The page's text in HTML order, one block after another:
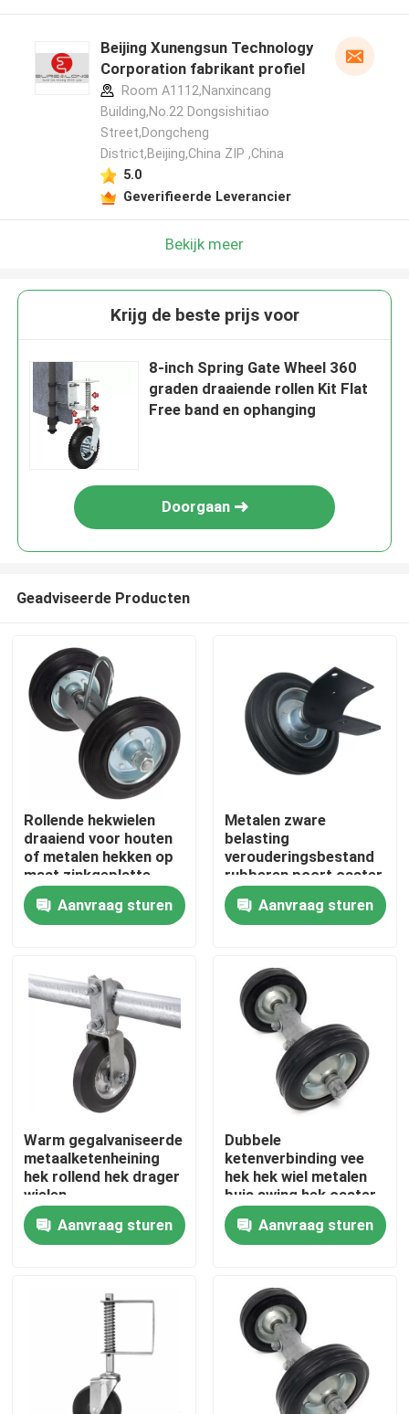
Thuis
Videos
Over ons
Fabrieksreis
Kwaliteitscontrole
Contacteer ons
Metalen onderdelen
Home opslag organisator
Beijing Xunengsun Technology
Corporation fabrikant profiel
Room A1112,Nanxincang
Building,No.22 Dongsishitiao
Street,Dongcheng
District,Beijing,China ZIP ,China
5.0
Geverifieerde Leverancier
Bekijk meer
Krijg de beste prijs voor
8-inch Spring Gate Wheel 360
graden draaiende rollen Kit Flat
Free band en ophanging
Doorgaan
Geadviseerde Producten
Rollende hekwielen
draaiend voor houten
of metalen hekken op
maat zinkgeplatte
Aanvraag sturen
Metalen zware
belasting
verouderingsbestand
rubberen poort caster
met zinkgeplatte
constructie
Aanvraag sturen
Warm gegalvaniseerde
metaalketenheining
hek rollend hek drager
wielen
Aanvraag sturen
Dubbele
ketenverbinding vee
hek hek wiel metalen
buis swing hek caster
6 "
Aanvraag sturen